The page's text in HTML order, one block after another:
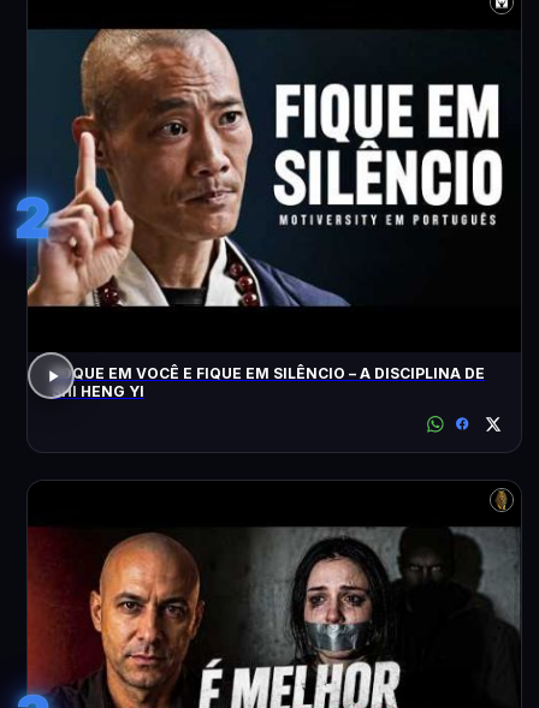
2
FOQUE EM VOCÊ E FIQUE EM SILÊNCIO – A DISCIPLINA DE
SHI HENG YI